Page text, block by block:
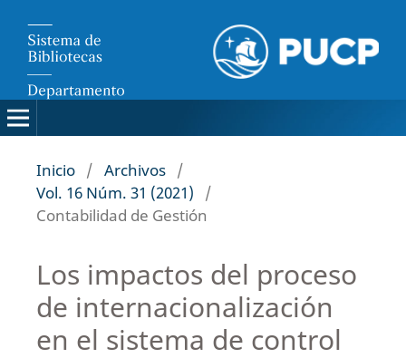
Inicio / Archivos /
Vol. 16 Núm. 31 (2021)
/
Contabilidad de Gestión
Los impactos del proceso
de internacionalización
en el sistema de control